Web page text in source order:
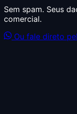
Sem spam. Seus
comercial.
Ou fale direto